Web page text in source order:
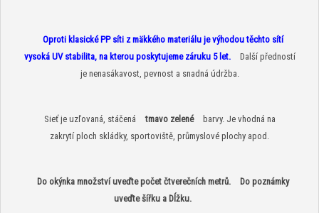
Oproti klasické PP síti z mäkkého materiálu je výhodou těchto sítí
vysoká UV stabilita, na kterou poskytujeme záruku 5 let.
Další předností
je nenasákavost, pevnost a snadná údržba.
Sieť je uzľovaná, stáčená tmavo zelené
barvy. Je vhodná na
zakrytí ploch skládky, sportoviště, průmyslové plochy apod.
Do okýnka množství uveďte počet čtverečních metrů.
Do poznámky
uveďte šířku a Dĺžku.